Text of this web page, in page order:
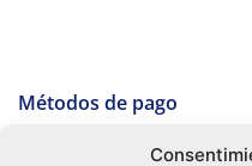
Métodos de pago